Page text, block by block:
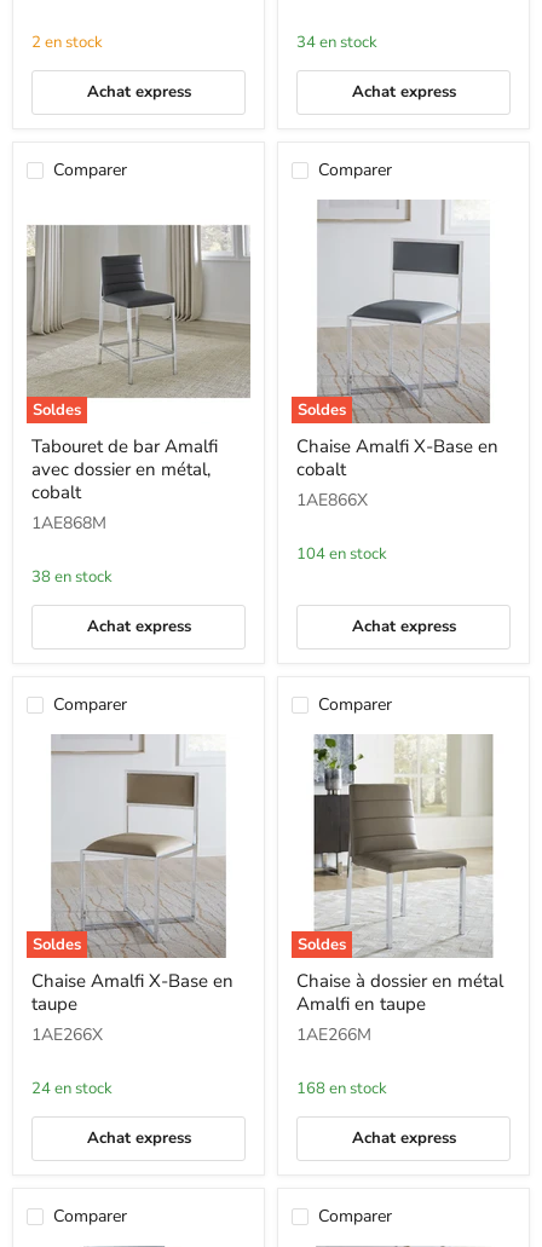
2 en stock
Achat express
en
cobalt
34 en stock
Achat express
Comparer
Soldes
Tabouret
de
bar
Amalfi
dossier
métal,
cobalt
Tabouret de bar Amalfi
avec dossier en métal,
cobalt
1AE868M
38 en stock
Achat express
Comparer
Soldes
Chaise
Amalfi
X-
Base
en
Chaise Amalfi X-Base en
cobalt
1AE866X
104 en stock
Achat express
Comparer
Soldes
Chaise
Amalfi
X-
Base
en
Chaise Amalfi X-Base en
taupe
1AE266X
24 en stock
Achat express
Comparer
Soldes
Chaise
à
dossier
en
métal
en
taupe
Chaise à dossier en métal
Amalfi en taupe
1AE266M
168 en stock
Achat express
Comparer Comparer